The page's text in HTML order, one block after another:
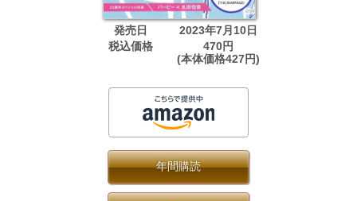
発売日
2023年7月10日
税込価格
470円
(本体価格427円)
年間購読